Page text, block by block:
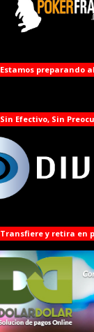
Estamos preparando
Sin Efectivo, Sin
Transfiere y retira en